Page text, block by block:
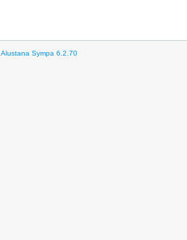
Alustana Sympa 6.2.70